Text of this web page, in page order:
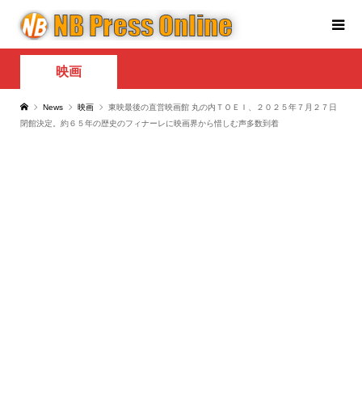
映画
News 映画
東映最後の直営映画館 丸の内ＴＯＥＩ、２０２５年７月２７日
閉館決定。約６５年の歴史のフィナーレに映画界から惜しむ声多数到着